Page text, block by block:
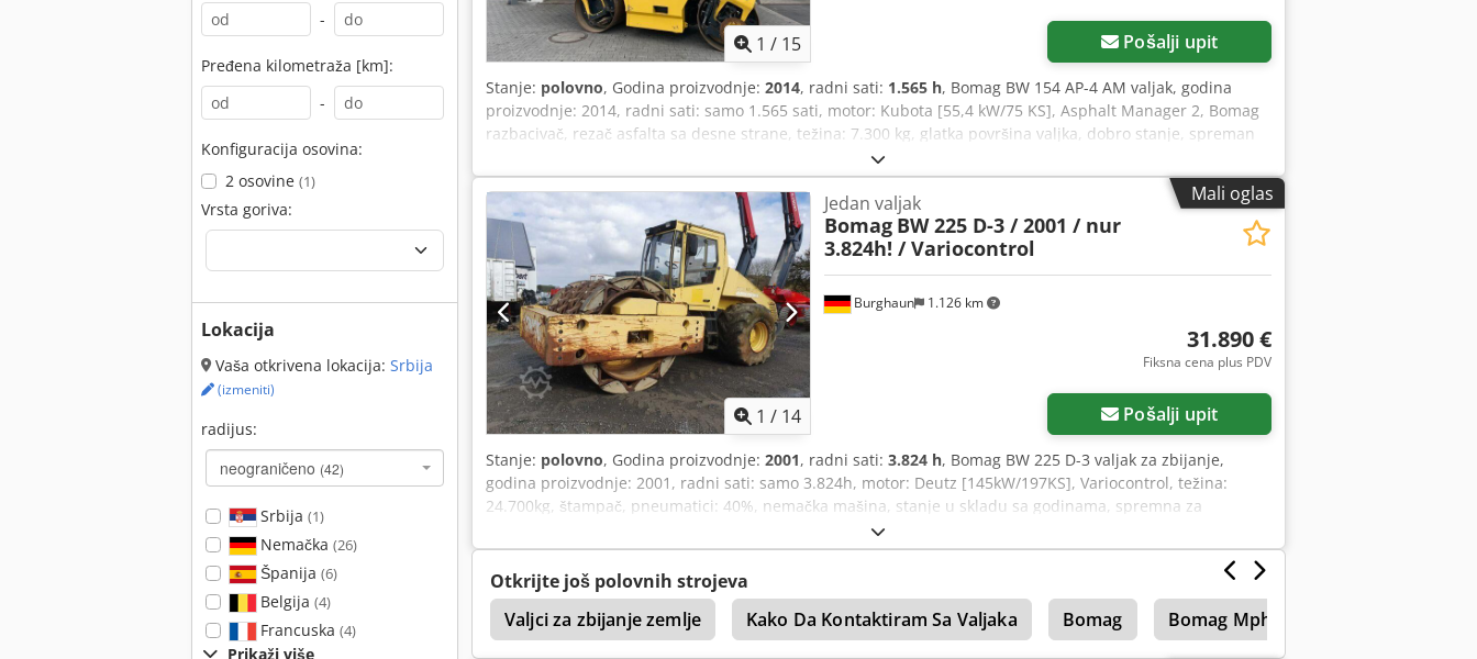
-
Pređena kilometraža [km]:
-
Konfiguracija osovina:
2 osovine (1)
Vrsta goriva:
Lokacija
Vaša otkrivena lokacija: Srbija
(izmeniti)
radijus:
neograničeno (42)
Srbija (1)
Nemačka (26)
Španija (6)
Belgija (4)
Francuska (4)
Prikaži više
1 / 15 Pošalji upit
Stanje: polovno, Godina proizvodnje: 2014, radni sati: 1.565 h, Bomag BW 154 AP-4 AM valjak, godina
proizvodnje: 2014, radni sati: samo 1.565 sati, motor: Kubota [55,4 kW/75 KS], Asphalt Manager 2, Bomag
razbacivač, rezač asfalta sa desne strane, težina: 7.300 kg, glatka površina valjka, dobro stanje, spreman
za neposrednu upotrebu. Na zahtev, izradićemo vam ponudu za lizing ili finansiranje. Gospodin Mihm
(Tel. će vam rado pomoći. Dodatne informacije možete pronaći na našoj veb-stranici. Podložno greškama i
prethodnoj prodaji! Moguće iznajmljivanje. Codpfx Anozpdh Ujuorf = Dodatne informacije = Obratite se
Tobiasu Eberta za dodatne informacije.
Mali oglas
1 / 14
Burghaun 1.126 km
Jedan valjak
Bomag BW 225 D-3 / 2001 / nur
3.824h! / Variocontrol
31.890 €
Fiksna cena plus PDV
Pošalji upit
Stanje: polovno, Godina proizvodnje: 2001, radni sati: 3.824 h, Bomag BW 225 D-3 valjak za zbijanje,
godina proizvodnje: 2001, radni sati: samo 3.824h, motor: Deutz [145kW/197KS], Variocontrol, težina:
24.700kg, štampač, pneumatici: 40%, nemačka mašina, stanje u skladu sa godinama, spremna za
upotrebu Na zahtev možemo Vam ponuditi leasing ili finansiranje. Gospodin Mihm (tel.) Vam je na
raspolaganju za dodatne informacije. Više informacija možete pronaći na našem sajtu. Greške i prethodna
prodaja su mogući! Iznajmljivanje je moguće. Crsdpfxezpdhze Anujf = Dodatne informacije = Obratite se
Tobiasu Ebertu za više informacija.
Otkrijte još polovnih strojeva
Valjci za zbijanje zemlje
Kako Da Kontaktiram Sa Valjaka Bomag Bomag Mph 122
Hamm 3518